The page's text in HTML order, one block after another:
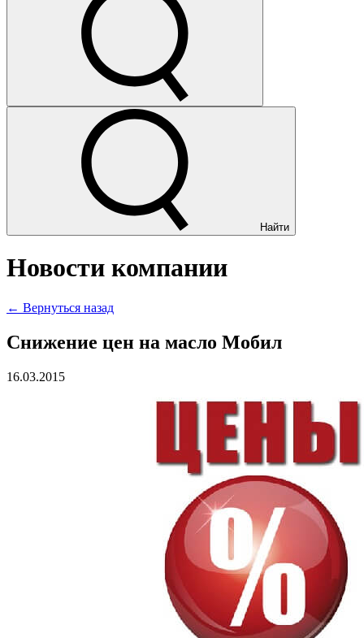
Найти
Новости компании
← Вернуться назад
Снижение цен на масло Мобил
16.03.2015